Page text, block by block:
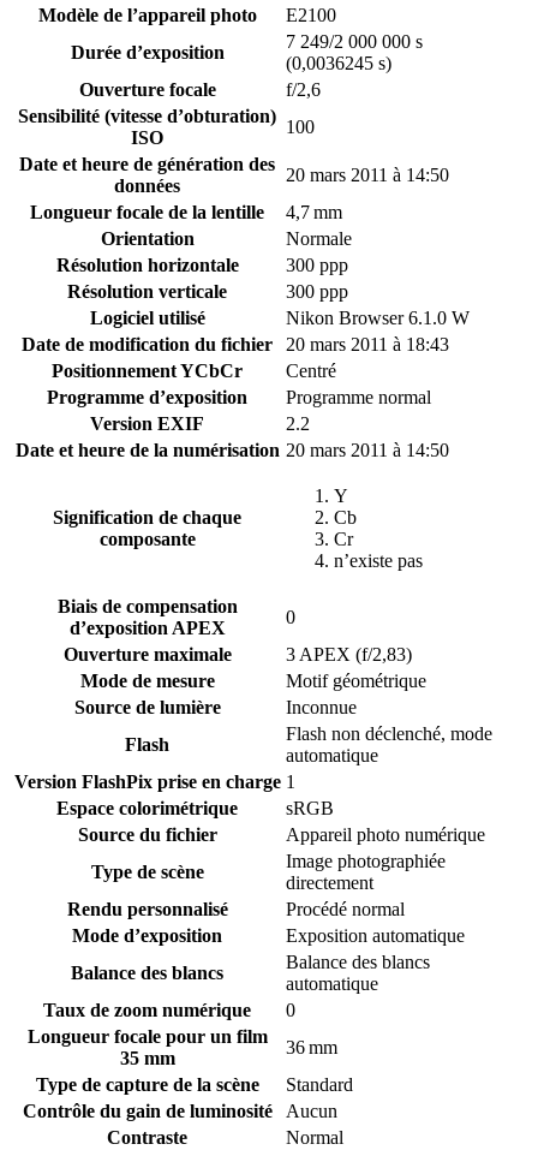
Modèle de l’appareil photo
E2100
Durée d’exposition
7 249/2 000 000 s
(0,0036245 s)
Ouverture focale
f/2,6
Sensibilité (vitesse d’obturation)
ISO
100
Date et heure de génération des
données
20 mars 2011 à 14:50
Longueur focale de la lentille
4,7 mm
Orientation
Normale
Résolution horizontale
300 ppp
Résolution verticale
300 ppp
Logiciel utilisé
Nikon Browser 6.1.0 W
Date de modification du fichier
20 mars 2011 à 18:43
Positionnement YCbCr
Centré
Programme d’exposition
Programme normal
Version EXIF
2.2
Date et heure de la numérisation 20 mars 2011 à 14:50
Signification de chaque
composante
Y
Cb
Cr
n’existe pas
Biais de compensation
d’exposition APEX
0
Ouverture maximale
3 APEX (f/2,83)
Mode de mesure
Motif géométrique
Source de lumière
Inconnue
Flash
Flash non déclenché, mode
automatique
Version FlashPix prise en charge 1
Espace colorimétrique
sRGB
Source du fichier
Appareil photo numérique
Type de scène
Image photographiée
directement
Rendu personnalisé
Procédé normal
Mode d’exposition
Exposition automatique
Balance des blancs
Balance des blancs
automatique
Taux de zoom numérique
0
Longueur focale pour un film
35 mm
36 mm
Type de capture de la scène
Standard
Contrôle du gain de luminosité
Aucun
Contraste
Normal